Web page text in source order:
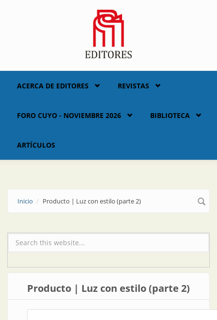
ACERCA DE EDITORES REVISTAS
FORO CUYO - NOVIEMBRE 2026 BIBLIOTECA
ARTÍCULOS
Inicio Producto | Luz con estilo (parte 2)
Formulario de búsqueda
Producto | Luz con estilo (parte 2)